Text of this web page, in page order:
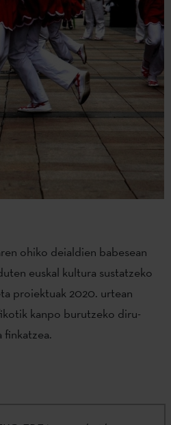
ohiko deialdien babesean
euskal kultura sustatzeko
proiektuak 2020. urtean
kanpo burutzeko diru-
finkatzea.